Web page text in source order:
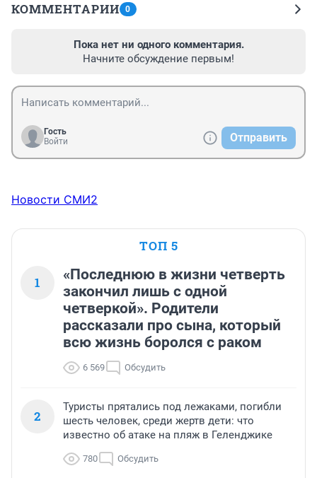
КОММЕНТАРИИ 0
Пока нет ни одного комментария.
Начните обсуждение первым!
Гость
Войти
Отправить
Новости СМИ2
ТОП 5
1
«Последнюю в жизни четверть
закончил лишь с одной
четверкой». Родители
рассказали про сына, который
всю жизнь боролся с раком
6 569 Обсудить
2
Туристы прятались под лежаками, погибли
шесть человек, среди жертв дети: что
известно об атаке на пляж в Геленджике
780 Обсудить